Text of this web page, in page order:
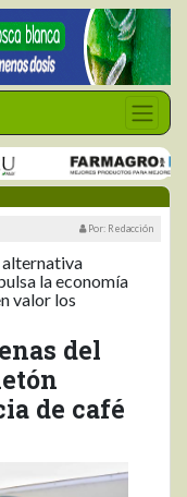
Por: Redacción
alternativa
la economía
valor los
del
de café